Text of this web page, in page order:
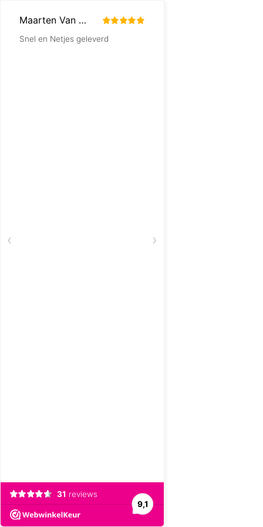
Maarten Van der Meer
Snel en Netjes geleverd
‹ ›
31 reviews
9,1